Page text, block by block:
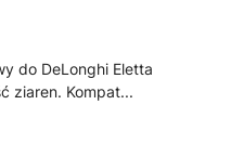
do DeLonghi Eletta
ziaren. Kompat...